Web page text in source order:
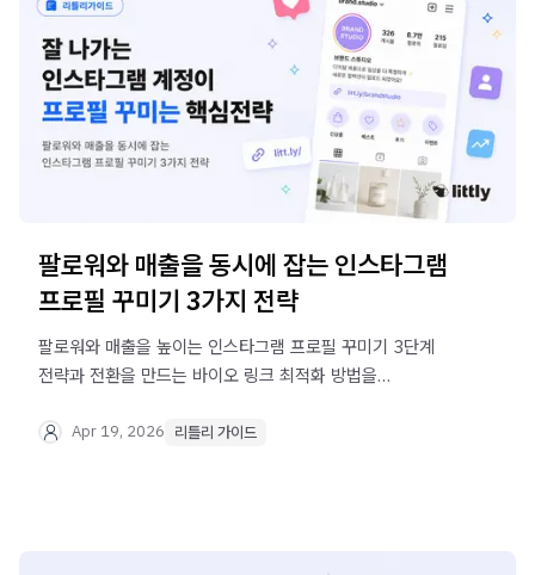
팔로워와 매출을 동시에 잡는 인스타그램
프로필 꾸미기 3가지 전략
팔로워와 매출을 높이는 인스타그램 프로필 꾸미기 3단계
전략과 전환을 만드는 바이오 링크 최적화 방법을
Apr 19, 2026 리틀리 가이드